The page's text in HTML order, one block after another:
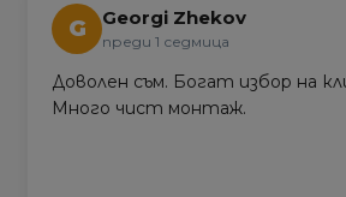
G Georgi Zhekov
преди 1 седмица
Доволен съм. Богат избор на
Много чист монтаж.